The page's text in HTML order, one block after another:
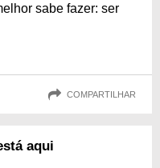
sabe fazer: ser
COMPARTILHAR
aqui